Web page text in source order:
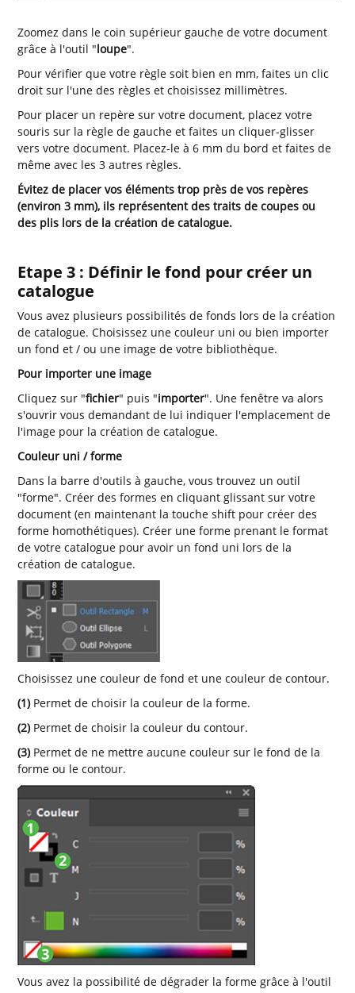
Zoomez dans le coin supérieur gauche de votre document
grâce à l'outil "loupe".
Pour vérifier que votre règle soit bien en mm, faites un clic
droit sur l'une des règles et choisissez millimètres.
Pour placer un repère sur votre document, placez votre
souris sur la règle de gauche et faites un cliquer-glisser
vers votre document. Placez-le à 6 mm du bord et faites de
même avec les 3 autres règles.
Évitez de placer vos éléments trop près de vos repères
(environ 3 mm), ils représentent des traits de coupes ou
des plis lors de la création de catalogue.
Etape 3 : Définir le fond pour créer un
catalogue
Vous avez plusieurs possibilités de fonds lors de la création
de catalogue. Choisissez une couleur uni ou bien importer
un fond et / ou une image de votre bibliothèque.
Pour importer une image
Cliquez sur "fichier" puis "importer". Une fenêtre va alors
s'ouvrir vous demandant de lui indiquer l'emplacement de
l'image pour la création de catalogue.
Couleur uni / forme
Dans la barre d'outils à gauche, vous trouvez un outil
"forme". Créer des formes en cliquant glissant sur votre
document (en maintenant la touche shift pour créer des
forme homothétiques). Créer une forme prenant le format
de votre catalogue pour avoir un fond uni lors de la
création de catalogue.
Choisissez une couleur de fond et une couleur de contour.
(1)Permet de choisir la couleur de la forme.
(2)Permet de choisir la couleur du contour.
(3)Permet de ne mettre aucune couleur sur le fond de la
forme ou le contour.
Vous avez la possibilité de dégrader la forme grâce à l'outil